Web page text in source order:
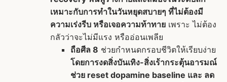
เหมาะกับการทำในวันหยุดสบายๆ ที่ไม่ต้องมี
ความเร่งรีบ หรือเจอความท้าทายเพราะ ไม่ต้อง
กลัวว่าจะไม่มีแรง หรืออ่อนเพลีย
ถือศีล 8 ช่วยกำหนดกรอบชีวิตให้เรียบง่าย
โดยการงดสิ่งบันเทิง-สิ่งเร้ากระตุ้นอารมณ์
ช่วย reset dopamine baseline และ ลด